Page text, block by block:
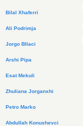
Bilal Xhaferri
Ali Podrimja
Jorgo Bllaci
Arshi Pipa
Esat Mekuli
Zhuliana Jorganxhi
Petro Marko
Abdullah Konushevci